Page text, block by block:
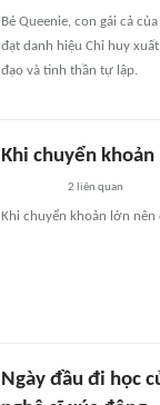
Bé Queenie, con gái cả
đạt danh hiệu Chỉ huy
đạo và tinh thần tự lập.
Khi chuyển
2 liên quan
Khi chuyển khoản lớn nên
Ngày đầu đi học